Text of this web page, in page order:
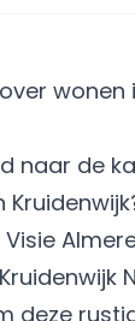
wonen
naar de
deze